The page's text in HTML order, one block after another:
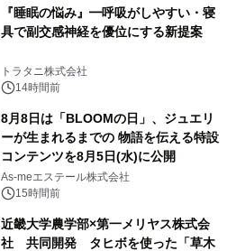
『睡眠の悩み』━呼吸がしやすい・寝
具で副交感神経を優位にする新提案
トラタニ株式会社
14時間前
8月8日は「BLOOMの日」、ジュエリ
ーが生まれるまでの 物語を伝える特設
コンテンツを8月5日(水)に公開
As-meエステール株式会社
15時間前
近畿大学農学部×第一メリヤス株式会
社 共同開発 タヒボを使った「草木